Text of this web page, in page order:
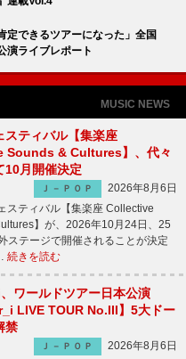
定できるツアーになった」全国
演ライブレポート
MUSIC NEWS
スティバル【集楽座
Sounds & Cultures】、代々
10月開催決定
Ｊ－ＰＯＰ
2026年8月6日
スティバル【集楽座 Collective
】が、2026年10月24日、25
ステージで開催されることが決定
続きを読む
ワールドツアー日本公演
LIVE TOUR No.III】5大ドー
禁
Ｊ－ＰＯＰ
2026年8月6日